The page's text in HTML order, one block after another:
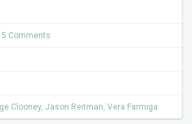
5 Comments
Clooney, Jason Reitman, Vera Farmiga